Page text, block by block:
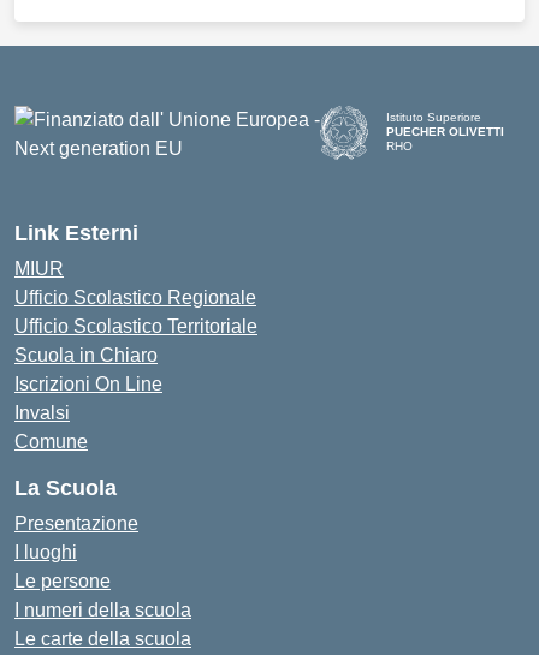
Istituto Superiore
PUECHER OLIVETTI
RHO
Link Esterni
MIUR
Ufficio Scolastico Regionale
Ufficio Scolastico Territoriale
Scuola in Chiaro
Iscrizioni On Line
Invalsi
Comune
La Scuola
Presentazione
I luoghi
Le persone
I numeri della scuola
Le carte della scuola